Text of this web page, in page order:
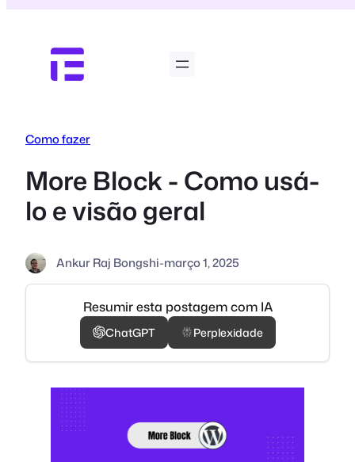
Como fazer
More Block - Como usá-
lo e visão geral
Ankur Raj Bongshi-março 1, 2025
Resumir esta postagem com IA
ChatGPT Perplexidade